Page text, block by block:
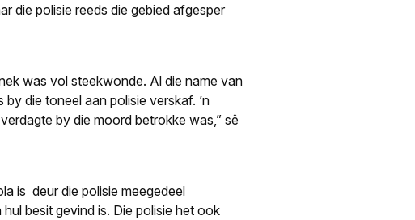
die polisie reeds die gebied afgesper
was vol steekwonde. Al die name van
die toneel aan polisie verskaf. ’n
by die moord betrokke was,” sê
is deur die polisie meegedeel
besit gevind is. Die polisie het ook